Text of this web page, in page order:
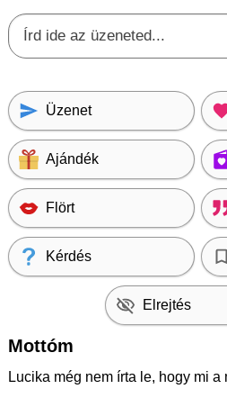
Üzenet
Ajándék
Flört
Kérdés
Elrejtés
Mottóm
Lucika még nem írta le, hogy mi a